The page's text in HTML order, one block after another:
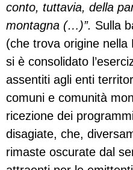
conto, tuttavia, della
montagna (…)”. Sulla
(che trova origine
si è consolidato
assentiti agli enti
comuni e comunità
ricezione dei
disagiate, che,
rimaste oscurate dal